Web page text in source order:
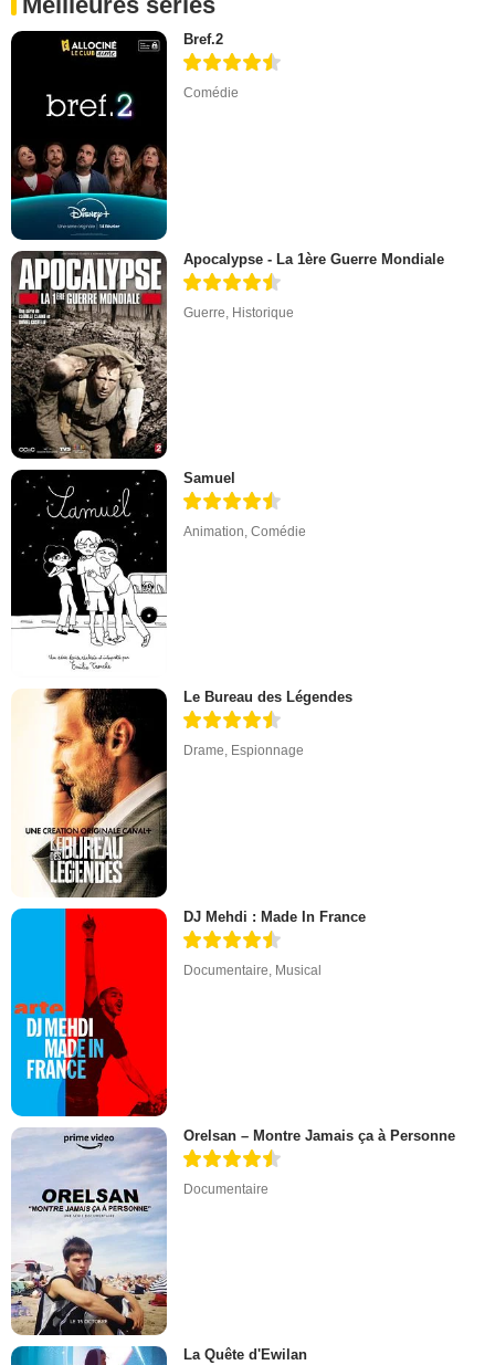
Bref.2
Comédie
Apocalypse - La 1ère Guerre Mondiale
Guerre Historique
Samuel
Animation,Comédie
Le Bureau des Légendes
Drame, Espionnage
DJ Mehdi : Made In France
Documentaire Musical
Orelsan – Montre Jamais ça à Personne
Documentaire
La Quête d'Ewilan